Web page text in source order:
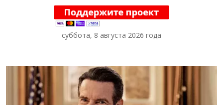
суббота, 8 августа 2026 года